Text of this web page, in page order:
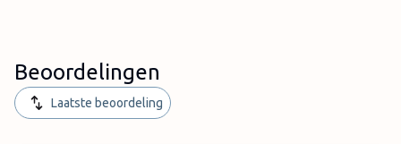
Beoordelingen
Laatste beoordeling